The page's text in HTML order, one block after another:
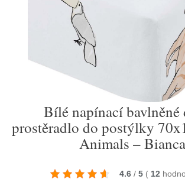
Bílé napínací bavlněné
prostěradlo do postýlky
Animals – Bianca
4.6 / 5 ( 12